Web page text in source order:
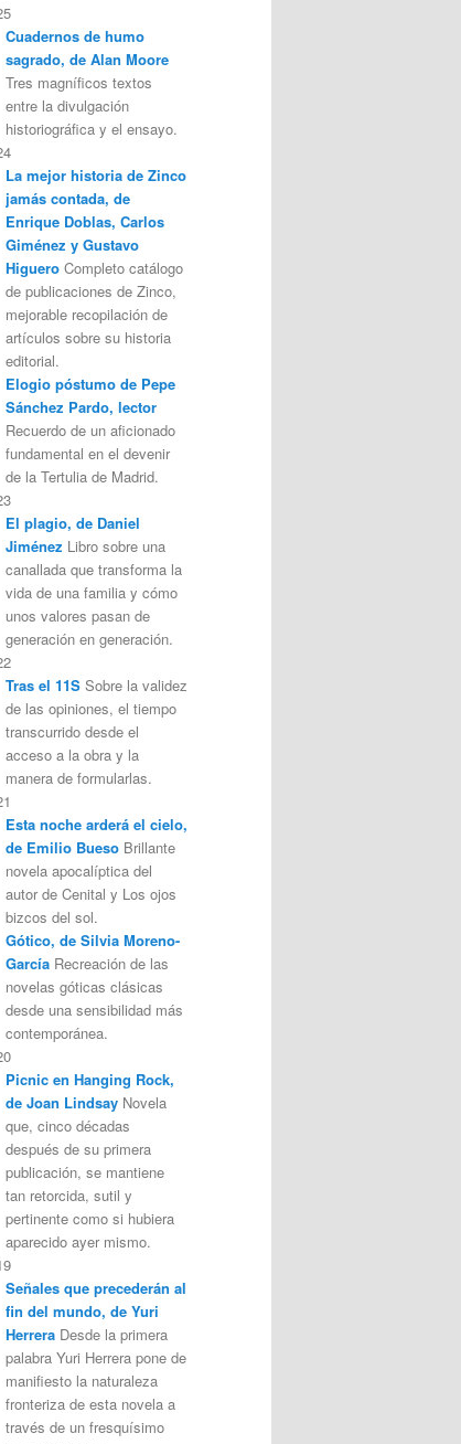
Cuadernos de humo
sagrado, de Alan Moore
Tres magníficos textos
entre la divulgación
historiográfica y el ensayo.
La mejor historia de Zinco
jamás contada, de
Enrique Doblas, Carlos
Giménez y Gustavo
HigueroCompleto catálogo
de publicaciones de Zinco,
mejorable recopilación de
artículos sobre su historia
editorial.
Elogio póstumo de Pepe
Sánchez Pardo, lector
Recuerdo de un aficionado
fundamental en el devenir
de la Tertulia de Madrid.
El plagio, de Daniel
Jiménez Libro sobre una
canallada que transforma la
vida de una familia y cómo
unos valores pasan de
generación en generación.
Tras el 11SSobre la validez
de las opiniones, el tiempo
transcurrido desde el
acceso a la obra y la
manera de formularlas.
Esta noche arderá el cielo,
de Emilio BuesoBrillante
novela apocalíptica del
autor de Cenital y Los ojos
bizcos del sol.
Gótico, de Silvia Moreno-
GarcíaRecreación de las
novelas góticas clásicas
desde una sensibilidad más
contemporánea.
Picnic en Hanging Rock,
de Joan LindsayNovela
que, cinco décadas
después de su primera
publicación, se mantiene
tan retorcida, sutil y
pertinente como si hubiera
aparecido ayer mismo.
Señales que precederán al
fin del mundo, de Yuri
HerreraDesde la primera
palabra Yuri Herrera pone de
manifiesto la naturaleza
fronteriza de esta novela a
través de un fresquísimo